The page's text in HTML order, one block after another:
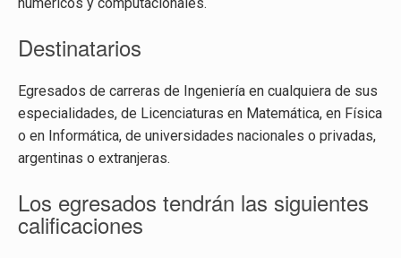
Destinatarios
Egresados de carreras de Ingeniería en cualquiera de sus
especialidades, de Licenciaturas en Matemática, en Física
o en Informática, de universidades nacionales o privadas,
argentinas o extranjeras.
Los egresados tendrán las siguientes
calificaciones